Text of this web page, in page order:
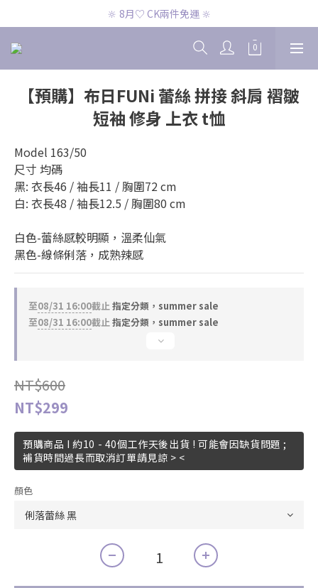
🔆 8月♡ CK兩件免運 🔆
🔆 8月♡ CK兩件免運 🔆
🔆 8月♡ 官網滿2000即免運 🔆
🔆 8月♡ CK兩件免運 🔆
【預購】布日FUNi 蕾絲 拼接 斜肩 褶皺
短袖 修身 上衣 t恤
Model 163/50
尺寸 均碼
黑: 衣長46 / 袖長11 / 胸圍72 cm
白: 衣長48 / 袖長12.5 / 胸圍80 cm
白色-蕾絲感較明顯，溫柔仙氣
黑色-線條俐落，成熟辣感
至08/31 16:00截止指定分類，summer sale
至08/31 16:00截止指定分類，summer sale
NT$600
NT$299
預購商品 I 約10 - 40個工作天後出貨 ! 可能會因缺貨問題 ;
補貨時間過長而取消訂單請見諒 > <
顏色